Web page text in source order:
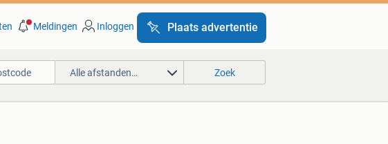
Meldingen Inloggen Plaats advertentie
Alle afstanden… Zoek